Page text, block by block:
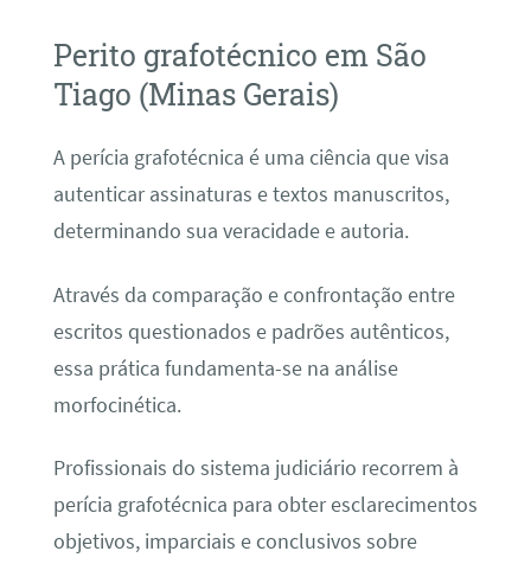
Perito grafotécnico em São
Tiago (Minas Gerais)
A perícia grafotécnica é uma ciência que visa
autenticar assinaturas e textos manuscritos,
determinando sua veracidade e autoria.
Através da comparação e confrontação entre
escritos questionados e padrões autênticos,
essa prática fundamenta-se na análise
morfocinética.
Profissionais do sistema judiciário recorrem à
perícia grafotécnica para obter esclarecimentos
objetivos, imparciais e conclusivos sobre